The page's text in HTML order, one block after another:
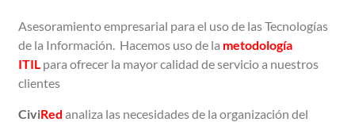
Asesoramiento empresarial para el uso de las Tecnologías
de la Información. Hacemos uso de la metodología
ITIL para ofrecer la mayor calidad de servicio a nuestros
clientes
CiviRed analiza las necesidades de la organización del